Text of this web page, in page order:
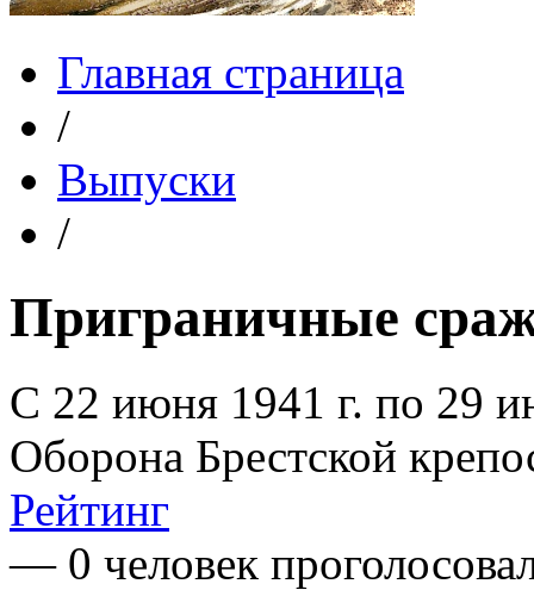
Главная страница
/
Выпуски
/
Приграничные
С 22 июня 1941 г. по 29
Оборона Брестской
Рейтинг
— 0 человек